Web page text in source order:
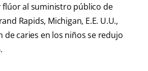
flúor al suministro público de
Rapids, Michigan, E.E. U.U.,
de caries en los niños se redujo